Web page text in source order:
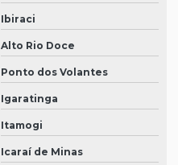
Ibiraci
Alto Rio Doce
Ponto dos Volantes
Igaratinga
Itamogi
Icaraí de Minas